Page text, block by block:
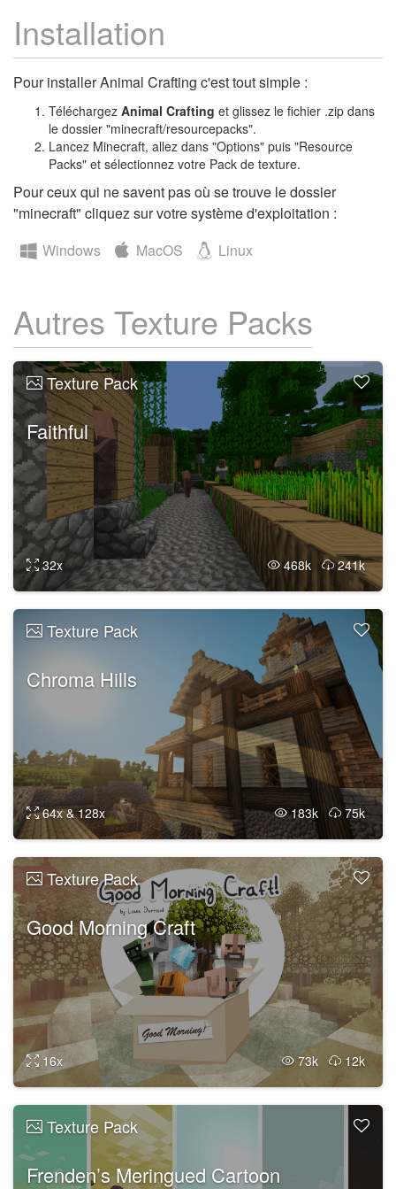
Installation
Pour installer Animal Crafting c'est tout simple :
Téléchargez Animal Crafting et glissez le fichier .zip dans
le dossier "minecraft/resourcepacks".
Lancez Minecraft, allez dans "Options" puis "Resource
Packs" et sélectionnez votre Pack de texture.
Pour ceux qui ne savent pas où se trouve le dossier
"minecraft" cliquez sur votre système d'exploitation :
Windows
MacOS Linux
Autres Texture Packs
Texture Pack
Faithful
32x 468k 241k
Texture Pack
Chroma Hills
64x & 128x 183k 75k
Texture Pack
Good Morning Craft
16x 73k 12k
Texture Pack
Frenden’s Meringued Cartoon